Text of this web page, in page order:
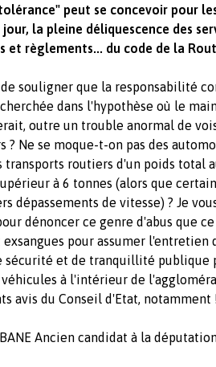
peut se concevoir pour
la pleine déliquescence des
et règlements... du code de la
souligner que la responsabilité
dans l'hypothèse où le
outre un trouble anormal de
? Ne se moque-t-on pas des
routiers d'un poids total
à 6 tonnes (alors que
dépassements de vitesse) ? Je
dénoncer ce genre d'abus que
pour assumer l'entretien
sécurité et de tranquillité publique
à l'intérieur de
avis du Conseil d'Etat, notamment
Ancien candidat à la